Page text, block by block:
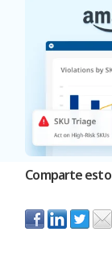
Comparte esto